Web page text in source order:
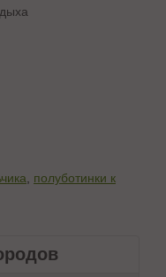
полуботинки к